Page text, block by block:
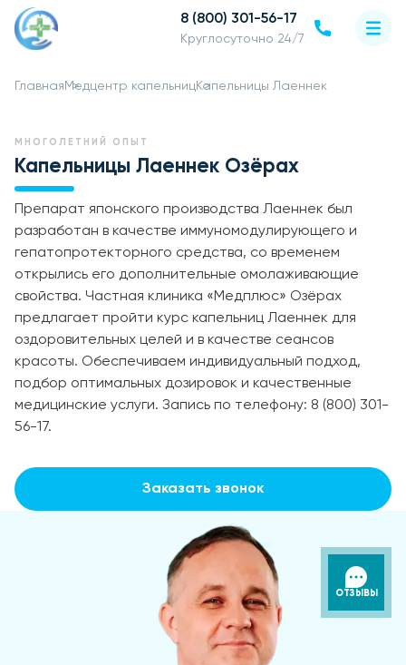
8 (800) 301-56-17
Круглосуточно 24/7
Главная Медцентр капельницКапельницы Лаеннек
МНОГОЛЕТНИЙ ОПЫТ
Капельницы Лаеннек Озёрах
Препарат японского производства Лаеннек был
разработан в качестве иммуномодулирующего и
гепатопротекторного средства, со временем
открылись его дополнительные омолаживающие
свойства. Частная клиника «Медплюс» Озёрах
предлагает пройти курс капельниц Лаеннек для
оздоровительных целей и в качестве сеансов
красоты. Обеспечиваем индивидуальный подход,
подбор оптимальных дозировок и качественные
медицинские услуги. Запись по телефону: 8 (800) 301-
56-17.
Заказать звонок
ОТЗЫВЫ